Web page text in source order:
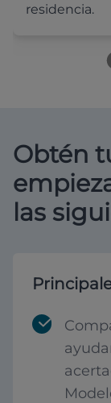
residencia.
Obtén
las